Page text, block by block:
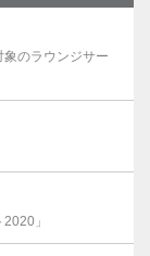
のラウンジサー
」